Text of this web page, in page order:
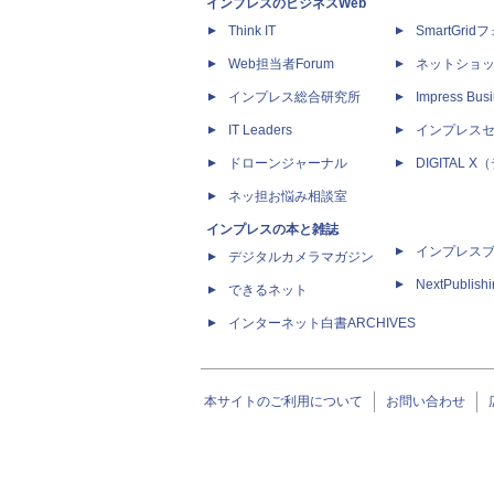
インプレスのビジネスWeb
Think IT
Web担当者Forum
インプレス総合研究所
IT Leaders
ドローンジャーナル
ネッ担お悩み相談室
インプレスの本と雑誌
デジタルカメラマガジン
できるネット
インターネット白書ARCHIVES
SmartGridフ
ネットショ
Impress
インプレス
DIGITAL X（
インプレス
本サイトのご利用について お問い合わせ